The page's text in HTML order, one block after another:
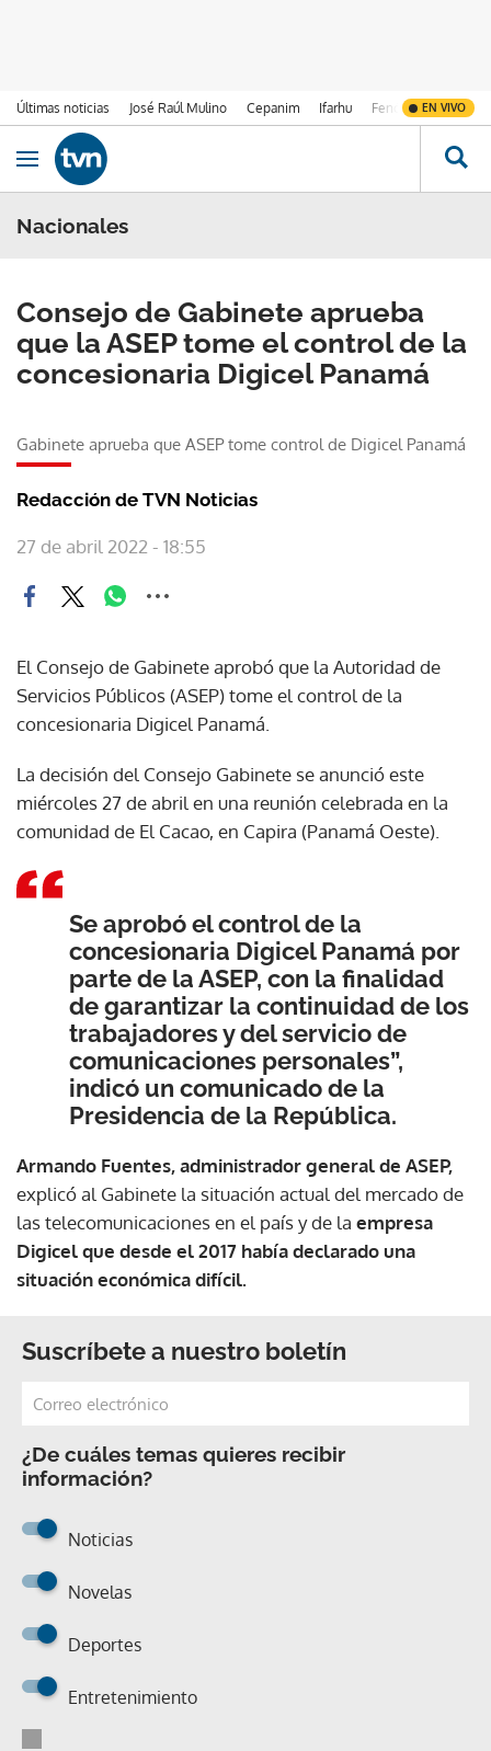
Últimas noticias José Raúl Mulino Cepanim Ifarhu Fenómeno de El
EN VIVO
Ir al contenido
Obrir navegació
Nacionales
Consejo de Gabinete aprueba
que la ASEP tome el control de la
concesionaria Digicel Panamá
Gabinete aprueba que ASEP tome control de Digicel Panamá
Redacción de TVN Noticias
27 de abril 2022 - 18:55
El Consejo de Gabinete aprobó que la Autoridad de
Servicios Públicos (ASEP) tome el control de la
concesionaria Digicel Panamá.
La decisión del Consejo Gabinete se anunció este
miércoles 27 de abril en una reunión celebrada en la
comunidad de El Cacao, en Capira (Panamá Oeste).
Se aprobó el control de la
concesionaria Digicel Panamá por
parte de la ASEP, con la finalidad
de garantizar la continuidad de los
trabajadores y del servicio de
comunicaciones personales”,
indicó un comunicado de la
Presidencia de la República.
Armando Fuentes, administrador general de ASEP,
explicó al Gabinete la situación actual del mercado de
las telecomunicaciones en el país y de la empresa
Digicel que desde el 2017 había declarado una
situación económica difícil.
Suscríbete a nuestro boletín
¿De cuáles temas quieres recibir
información?
Noticias
Novelas
Deportes
Entretenimiento